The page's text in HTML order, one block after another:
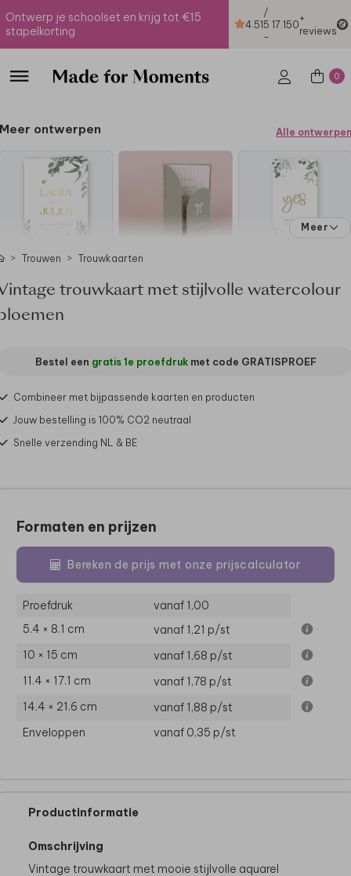
Ontwerp je schoolset en krijg tot €15
stapelkorting
4.51
/
5
-
17.150+
reviews
0
Meer ontwerpen Alle ontwerpen
Meer
Trouwen Trouwkaarten
trouwkaart met stijlvolle watercolour
Bestel een gratis 1e proefdrukmet code GRATISPROEF
Combineer met bijpassende kaarten en producten
Jouw bestelling is 100% CO2 neutraal
Snelle verzending NL & BE
Formaten en prijzen
Bereken de prijs met onze prijscalculator
Proefdruk
vanaf 1,00
5.4 × 8.1 cm
vanaf 1,21 p/st
10 × 15 cm
vanaf 1,68 p/st
11.4 × 17.1 cm
vanaf 1,78 p/st
14.4 × 21.6 cm
vanaf 1,88 p/st
Enveloppen
vanaf 0,35 p/st
Productinformatie
Omschrijving
Vintage trouwkaart met mooie stijlvolle aquarel